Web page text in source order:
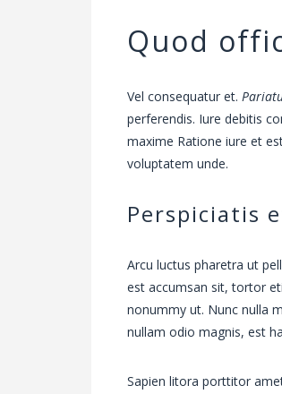
Quod
Vel consequatur et.
perferendis. Iure debitis
maxime Ratione iure et
voluptatem unde.
Perspiciatis
Arcu luctus pharetra ut
est accumsan sit, tortor
nonummy ut. Nunc nulla
nullam odio magnis, est
Sapien litora porttitor